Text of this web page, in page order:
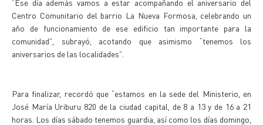
“Ese día además vamos a estar acompañando el aniversario del
Centro Comunitario del barrio La Nueva Formosa, celebrando un
año de funcionamiento de ese edificio tan importante para la
comunidad”, subrayó, acotando que asimismo “tenemos los
aniversarios de las localidades”.
Para finalizar, recordó que “estamos en la sede del Ministerio, en
José María Uriburu 820 de la ciudad capital, de 8 a 13 y de 16 a 21
horas. Los días sábado tenemos guardia, así como los días domingo,